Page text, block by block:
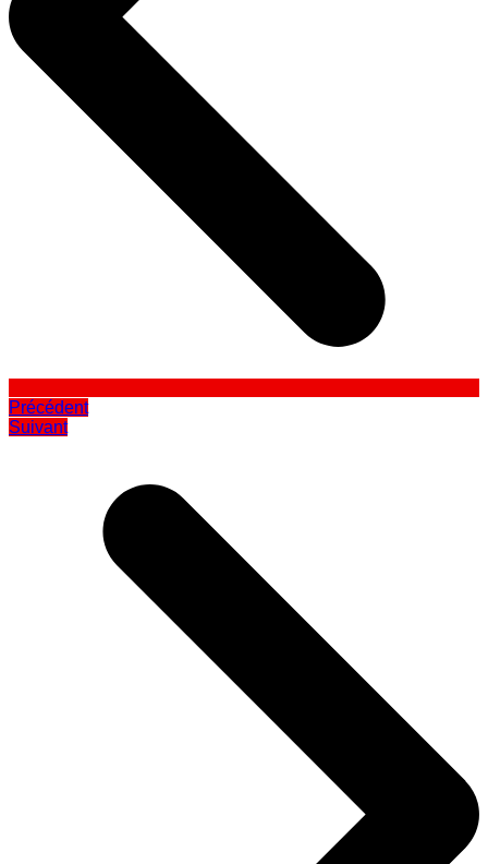
Précédent
Suivant